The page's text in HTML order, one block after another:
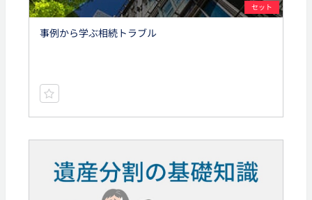
セット
事例から学ぶ相続トラブル